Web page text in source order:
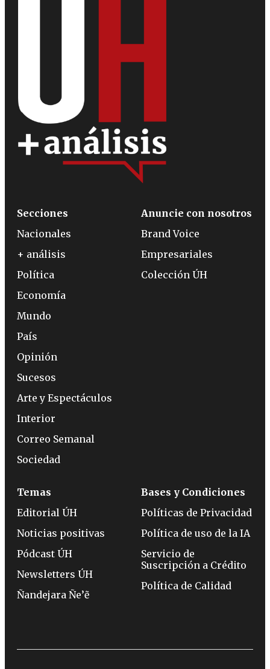
Secciones
Nacionales
+ análisis
Política
Economía
Mundo
País
Opinión
Sucesos
Arte y Espectáculos
Interior
Correo Semanal
Sociedad
Anuncie con nosotros
Brand Voice
Empresariales
Colección ÚH
Temas
Editorial ÚH
Noticias positivas
Pódcast ÚH
Newsletters ÚH
Ñandejara Ñe’ẽ
Bases y Condiciones
Políticas de Privacidad
Política de uso de la IA
Servicio de
Suscripción a Crédito
Política de Calidad